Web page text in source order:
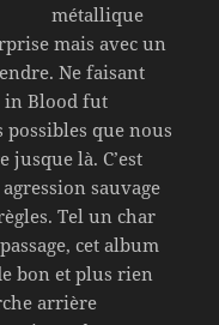
métallique
mais avec un
Ne faisant
in Blood fut
possibles que nous
là. C’est
sauvage
Tel un char
cet album
bon et plus rien
arrière